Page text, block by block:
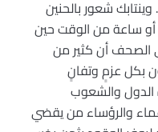
شعور بالحنين
أو ساعة من الوقت حين
الصحف أن كثير من
بكل عزمٍ وتفانٍ
والشعوب
والرؤساء من يقضي